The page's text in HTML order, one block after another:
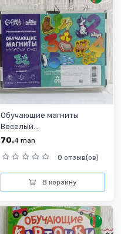
Обучающие магниты
Веселый...
70.4 man
0 отзыв(ов)
В корзину